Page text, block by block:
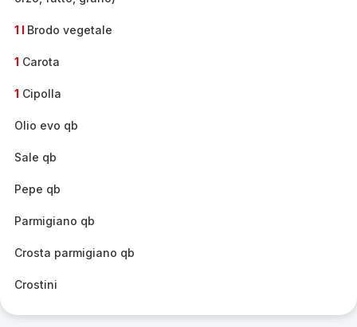
1 l Brodo vegetale
1 Carota
1 Cipolla
Olio evo qb
Sale qb
Pepe qb
Parmigiano qb
Crosta parmigiano qb
Crostini